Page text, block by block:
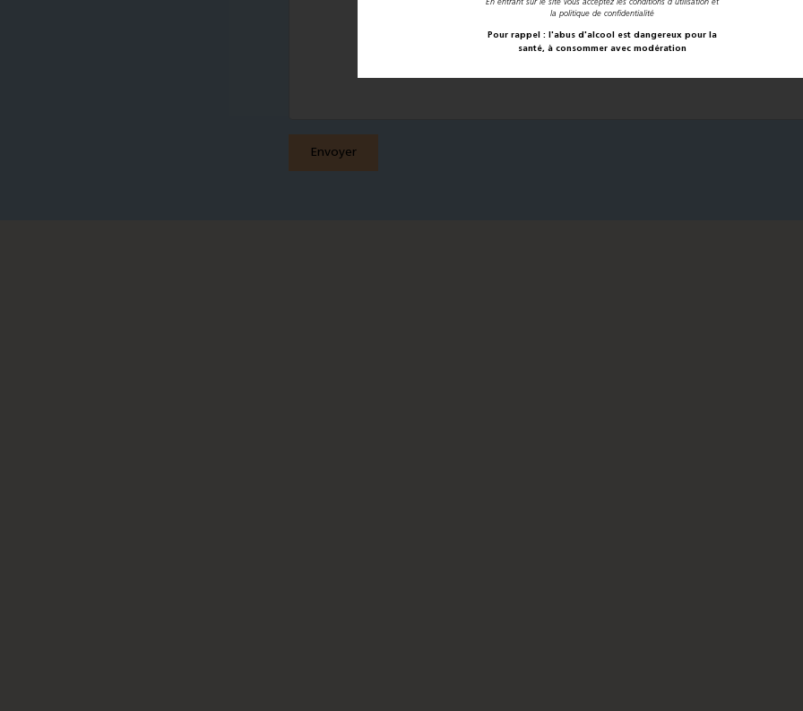
En entrant sur le site vous acceptez les conditions d'utilisation et
la politique de confidentialité
Pour rappel : l'abus d'alcool est dangereux pour la
santé, à consommer avec modération